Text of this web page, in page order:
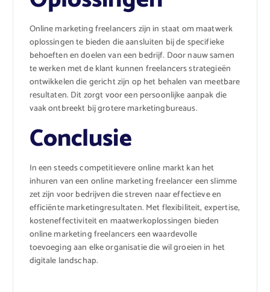
Online marketing freelancers zijn in staat om maatwerk
oplossingen te bieden die aansluiten bij de specifieke
behoeften en doelen van een bedrijf. Door nauw samen
te werken met de klant kunnen freelancers strategieën
ontwikkelen die gericht zijn op het behalen van meetbare
resultaten. Dit zorgt voor een persoonlijke aanpak die
vaak ontbreekt bij grotere marketingbureaus.
Conclusie
In een steeds competitievere online markt kan het
inhuren van een online marketing freelancer een slimme
zet zijn voor bedrijven die streven naar effectieve en
efficiënte marketingresultaten. Met flexibiliteit, expertise,
kosteneffectiviteit en maatwerkoplossingen bieden
online marketing freelancers een waardevolle
toevoeging aan elke organisatie die wil groeien in het
digitale landschap.